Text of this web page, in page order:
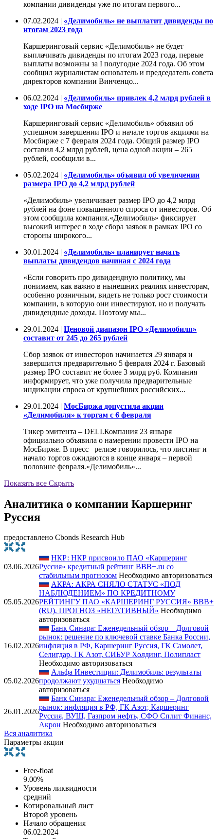
компании дивиденды уже по итогам первого...
07.02.2024 | «Делимобиль» не выплатит дивиденды по
итогам 2023 года
Каршеринговый сервис «Делимобиль» не будет
выплачивать дивиденды по итогам 2023 года, первые
выплаты возможны за I полугодие 2024 года. Об этом
сообщил журналистам основатель и председатель совета
директоров компании Винченцо...
06.02.2024 | «Делимобиль» привлек 4,2 млрд рублей в
ходе IPO на Мосбирже
Каршеринговый сервис «Делимобиль» объявил об
успешном завершении IPO и начале торгов акциями на
Мосбирже с 7 февраля 2024 года. Общий размер IPO
составил 4,2 млрд рублей, цена одной акции – 265
рублей, сообщили в...
05.02.2024 | «Делимобиль» объявил об увеличении
размера IPO до 4,2 млрд рублей
«Делимобиль» увеличивает размер IPO до 4,2 млрд
рублей на фоне повышенного спроса от инвесторов. Об
этом сообщила компания.«Делимобиль» фиксирует
высокий интерес в ходе сбора заявок в рамках IPO со
стороны широкого...
30.01.2024 | «Делимобиль» планирует начать
выплаты дивидендов начиная с 2024 года
«Если говорить про дивидендную политику, мы
понимаем, как важно в нынешних реалиях инвесторам,
особенно розничным, видеть не только рост стоимости
компании, в которую они инвестируют, но и получать
дивидендные доходы. Поэтому мы...
29.01.2024 | Ценовой диапазон IPO «Делимобиля»
составит от 245 до 265 рублей
Сбор заявок от инвесторов начинается 29 января и
завершится предварительно 5 февраля 2024 г. Базовый
размер IPO составит не более 3 млрд руб. Компания
информирует, что уже получила предварительные
индикации спроса от крупнейших российских...
29.01.2024 | МосБиржа допустила акции
«Делимобиля» к торгам с 6 февраля
Тикер эмитента – DELI.Компания 23 января
официально объявила о намерении провести IPO на
МосБирже. В пресс –релизе говорилось, что листинг и
начало торгов ожидаются в конце января – первой
половине февраля.«Делимобиль»...
Показать все Скрыть
Аналитика о компании Каршеринг
Руссия
предоставлено Cbonds Research Hub
03.06.2026
НКР: НКР присвоило ПАО «Каршеринг
Руссия» кредитный рейтинг BBB+.ru со
стабильным прогнозом Необходимо авторизоваться
05.05.2026
АКРА: АКРА СНЯЛО СТАТУС «ПОД
НАБЛЮДЕНИЕМ» ПО КРЕДИТНОМУ
РЕЙТИНГУ ПАО «КАРШЕРИНГ РУССИЯ» BBB+
(RU), ПРОГНОЗ «НЕГАТИВНЫЙ» Необходимо
авторизоваться
16.02.2026
Банк Синара: Еженедельный обзор – Долговой
рынок: решение по ключевой ставке Банка России,
инфляция в РФ, Каршеринг Руссия, ГК Самолет,
Селигдар, ГК Азот, СИБУР Холдинг, Полипласт
Необходимо авторизоваться
05.02.2026
Альфа Инвестиции: Делимобиль: результаты
продолжают ухудшаться Необходимо
авторизоваться
26.01.2026
Банк Синара: Еженедельный обзор – Долговой
рынок: инфляция в РФ, ГК Азот, Каршеринг
Руссия, ВУШ, Газпром нефть, СФО Сплит Финанс,
Акрон Необходимо авторизоваться
Вся аналитика
Параметры акции
Free-float
9.00%
Уровень ликвидности
средний
Котировальный лист
Второй уровень
Начало обращения
06.02.2024